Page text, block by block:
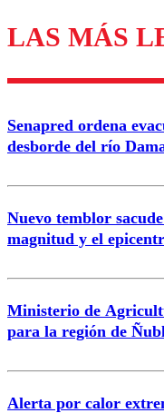
Los comentarios
Nombre
Correo
LAS MÁS
Senapred ordena
desborde del río
Nuevo temblor
magnitud y el
Ministerio de
para la región de
Alerta por calor